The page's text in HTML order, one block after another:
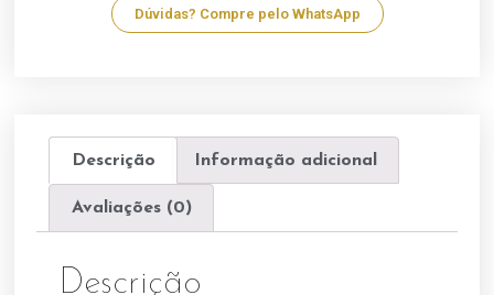
Dúvidas? Compre pelo WhatsApp
Descrição Informação adicional
Avaliações (0)
Descrição